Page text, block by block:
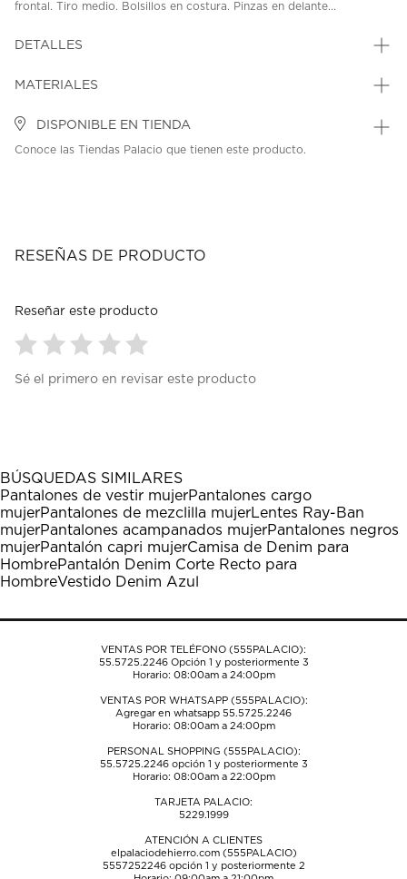
frontal. Tiro medio. Bolsillos en costura. Pinzas en delante...
DETALLES
MATERIALES
DISPONIBLE EN TIENDA
Conoce las Tiendas Palacio que tienen este producto.
RESEÑAS DE PRODUCTO
Reseñar este producto
para
1
estrella
Esta
acción
abrirá
el
formulario
de
para
estrellas.
Esta
acción
abrirá
el
formulario
de
para
estrellas.
Esta
acción
abrirá
el
formulario
de
para
estrellas.
Esta
acción
abrirá
el
formulario
de
para
estrellas.
Esta
acción
abrirá
el
formulario
de
Sé el primero en revisar este producto
BÚSQUEDAS SIMILARES
Pantalones de vestir mujerPantalones cargo
mujerPantalones de mezclilla mujerLentes Ray-Ban
mujerPantalones acampanados mujerPantalones negros
mujerPantalón capri mujerCamisa de Denim para
HombrePantalón Denim Corte Recto para
HombreVestido Denim Azul
VENTAS POR TELÉFONO (555PALACIO):
55.5725.2246Opción 1 y posteriormente 3
Horario: 08:00am a 24:00pm
VENTAS POR WHATSAPP (555PALACIO):
Agregar en whatsapp 55.5725.2246
Horario: 08:00am a 24:00pm
PERSONAL SHOPPING (555PALACIO):
55.5725.2246opción 1 y posteriormente 3
Horario: 08:00am a 22:00pm
TARJETA PALACIO:
5229.1999
ATENCIÓN A CLIENTES
elpalaciodehierro.com (555PALACIO)
5557252246opción 1 y posteriormente 2